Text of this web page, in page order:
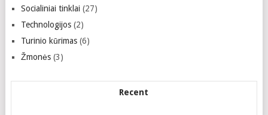
Socialiniai tinklai (27)
Technologijos(2)
Turinio kūrimas(6)
Žmonės(3)
Recent